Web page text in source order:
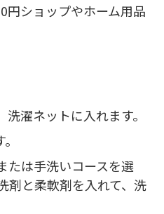
円ショップやホーム用品
濯ネットに入れます。
たは手洗いコースを選
剤と柔軟剤を入れて、洗